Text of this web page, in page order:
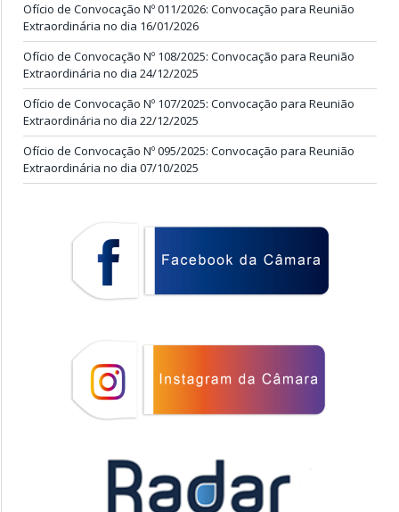
Ofício de Convocação Nº 011/2026: Convocação para Reunião
Extraordinária no dia 16/01/2026
Ofício de Convocação Nº 108/2025: Convocação para Reunião
Extraordinária no dia 24/12/2025
Ofício de Convocação Nº 107/2025: Convocação para Reunião
Extraordinária no dia 22/12/2025
Ofício de Convocação Nº 095/2025: Convocação para Reunião
Extraordinária no dia 07/10/2025